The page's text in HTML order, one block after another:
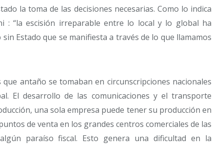
la toma de las decisiones necesarias. Como lo indica
: “la escisión irreparable entre lo local y lo global ha
Estado que se manifiesta a través de lo que llamamos
que antaño se tomaban en circunscripciones nacionales
El desarrollo de las comunicaciones y el transporte
una sola empresa puede tener su producción en
de venta en los grandes centros comerciales de las
paraíso fiscal. Esto genera una dificultad en la